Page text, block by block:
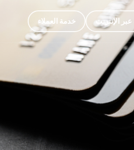
الإنترنت خدمة العملاء